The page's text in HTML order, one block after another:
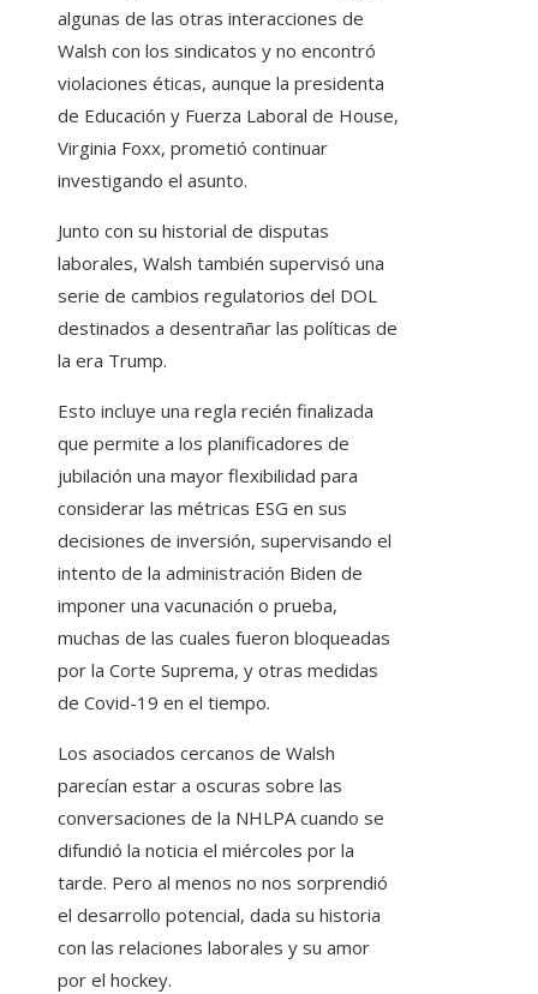
algunas de las otras interacciones de
Walsh con los sindicatos y no encontró
violaciones éticas, aunque la presidenta
de Educación y Fuerza Laboral de House,
Virginia Foxx, prometió continuar
investigando el asunto.
Junto con su historial de disputas
laborales, Walsh también supervisó una
serie de cambios regulatorios del DOL
destinados a desentrañar las políticas de
la era Trump.
Esto incluye una regla recién finalizada
que permite a los planificadores de
jubilación una mayor flexibilidad para
considerar las métricas ESG en sus
decisiones de inversión, supervisando el
intento de la administración Biden de
imponer una vacunación o prueba,
muchas de las cuales fueron bloqueadas
por la Corte Suprema, y ​​otras medidas
de Covid-19 en el tiempo.
Los asociados cercanos de Walsh
parecían estar a oscuras sobre las
conversaciones de la NHLPA cuando se
difundió la noticia el miércoles por la
tarde. Pero al menos no nos sorprendió
el desarrollo potencial, dada su historia
con las relaciones laborales y su amor
por el hockey.